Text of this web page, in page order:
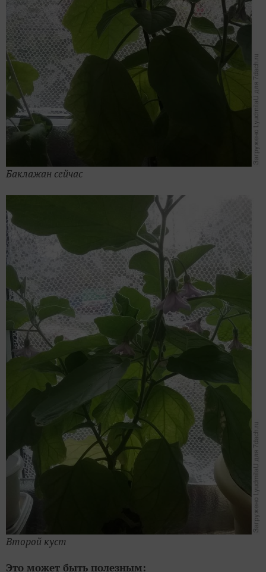
Баклажан сейчас
Второй куст
Это может быть полезным: